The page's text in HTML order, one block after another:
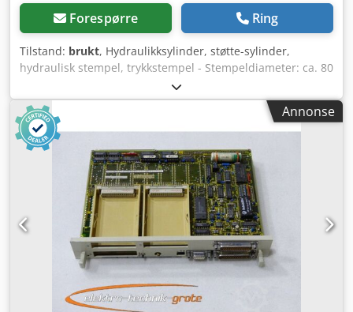
Forespørre Ring
Tilstand: brukt, Hydraulikksylinder, støtte-sylinder,
hydraulisk stempel, trykkstempel - Stempeldiameter: ca. 80
mm Csdpfed Evuwjx Ahboha - Stempelstang: Ø 35 mm -
Slaglengde: 130 mm - Antall: 1 stk. tilgjengelig - Pris: per
stykk - Mål: 470/170/H95 mm - Vekt: 11,3 kg
Annonse